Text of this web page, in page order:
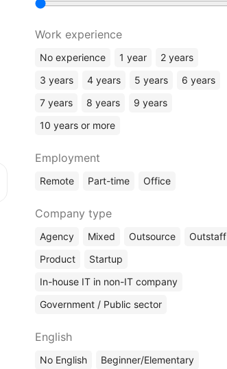
Work experience
No experience 1 year
2 years
3 years
4 years 5 years
6 years
7 years
8 years
9 years
10 years or more
Employment
Remote Part-time Office
Company type
Agency Mixed Outsource
Outstaff
Product
Startup
In-house IT in non-IT company
Government / Public sector
English
No English
Beginner/Elementary